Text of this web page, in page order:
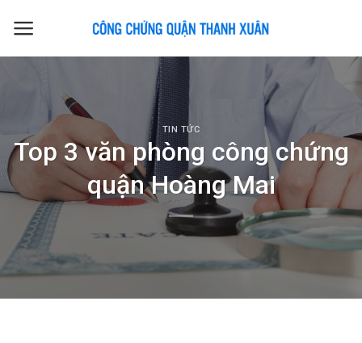
TIN TỨC
Top 3 văn phòng công chứng
quận Hoàng Mai